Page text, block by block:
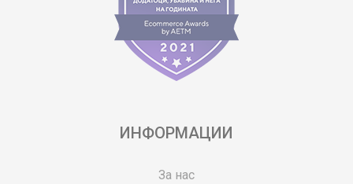
ИНФОРМАЦИИ
За нас